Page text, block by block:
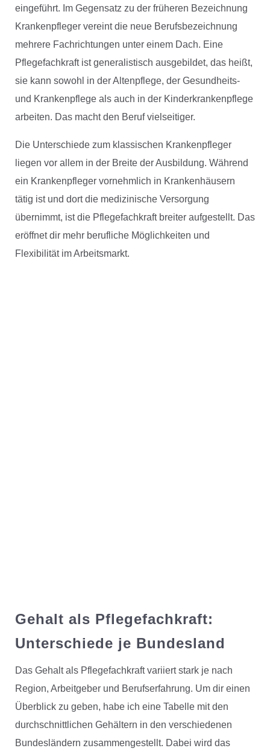
eingeführt. Im Gegensatz zu der früheren Bezeichnung
Krankenpfleger vereint die neue Berufsbezeichnung
mehrere Fachrichtungen unter einem Dach. Eine
Pflegefachkraft ist generalistisch ausgebildet, das heißt,
sie kann sowohl in der Altenpflege, der Gesundheits-
und Krankenpflege als auch in der Kinderkrankenpflege
arbeiten. Das macht den Beruf vielseitiger.
Die Unterschiede zum klassischen Krankenpfleger
liegen vor allem in der Breite der Ausbildung. Während
ein Krankenpfleger vornehmlich in Krankenhäusern
tätig ist und dort die medizinische Versorgung
übernimmt, ist die Pflegefachkraft breiter aufgestellt. Das
eröffnet dir mehr berufliche Möglichkeiten und
Flexibilität im Arbeitsmarkt.
Gehalt als Pflegefachkraft:
Unterschiede je Bundesland
Das Gehalt als Pflegefachkraft variiert stark je nach
Region, Arbeitgeber und Berufserfahrung. Um dir einen
Überblick zu geben, habe ich eine Tabelle mit den
durchschnittlichen Gehältern in den verschiedenen
Bundesländern zusammengestellt. Dabei wird das